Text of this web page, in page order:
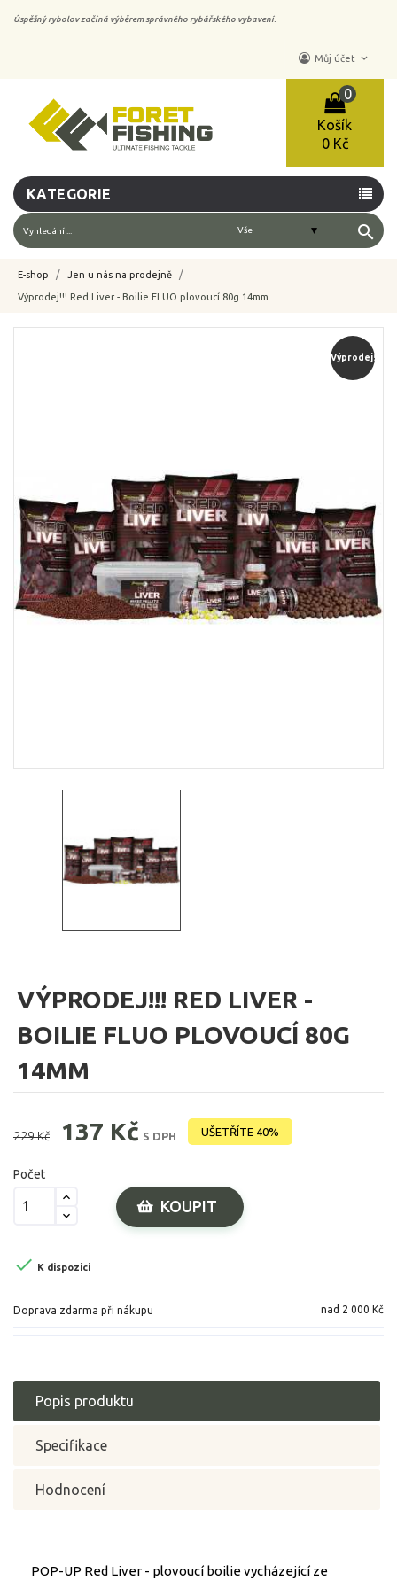
Úspěšný rybolov začíná výběrem správného rybářského vybavení.
Můj účet keyboard_arrow_down
Košík
0
0 Kč
KATEGORIE
search
E-shop Jen u nás na prodejně
Výprodej!!! Red Liver - Boilie FLUO plovoucí 80g 14mm
Výprodej!
VÝPRODEJ!!! RED LIVER -
BOILIE FLUO PLOVOUCÍ 80G
14MM
229 Kč 137 Kč S DPH UŠETŘÍTE 40%
Počet
KOUPIT
 K dispozici
Doprava zdarma při nákupu nad 2 000 Kč
Popis produktu
Specifikace
Hodnocení
POP-UP Red Liver - plovoucí boilie vycházející ze